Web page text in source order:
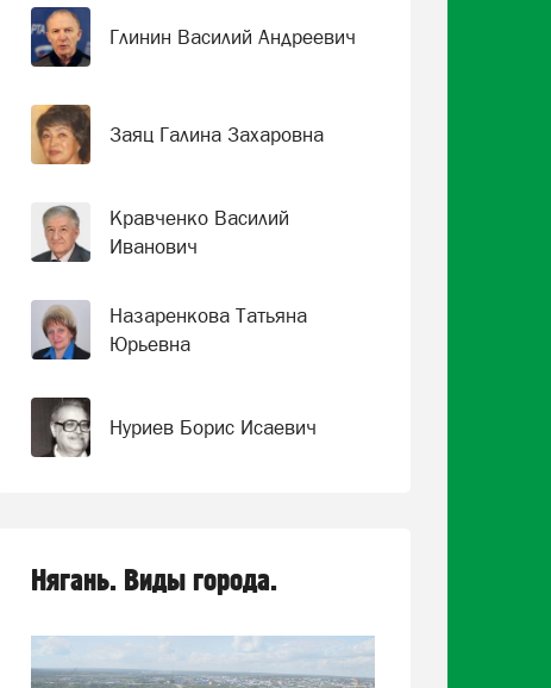
Глинин Василий Андреевич
Заяц Галина Захаровна
Кравченко Василий
Иванович
Назаренкова Татьяна
Юрьевна
Нуриев Борис Исаевич
Нягань. Виды города.